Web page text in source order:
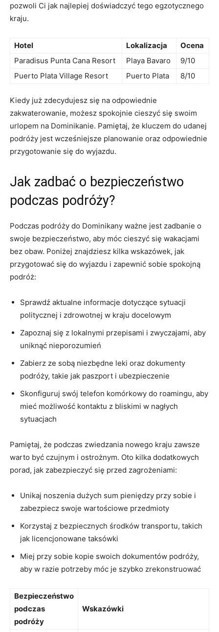
pozwoli⁣ Ci‌ jak najlepiej doświadczyć ‍tego egzotycznego
kraju.
Hotel Lokalizacja
Ocena
Paradisus Punta Cana⁢ Resort
Playa Bavaro
9/10
Puerto ‍Plata ⁢Village Resort
Puerto Plata 8/10
Kiedy już ‍zdecydujesz się na odpowiednie
‍zakwaterowanie, możesz spokojnie cieszyć się swoim
urlopem na Dominikanie. Pamiętaj,⁤ że ‍kluczem do⁢ udanej
podróży jest wcześniejsze planowanie⁣ oraz odpowiednie
przygotowanie się do wyjazdu.
Jak zadbać ⁢o ⁢bezpieczeństwo
podczas ⁢podróży?
Podczas podróży do Dominikany ważne jest zadbanie o
swoje ‍bezpieczeństwo, aby móc cieszyć się wakacjami
bez obaw. Poniżej znajdziesz kilka wskazówek, jak
przygotować ⁤się do wyjazdu i zapewnić sobie spokojną
podróż:
Sprawdź aktualne informacje dotyczące sytuacji
politycznej i zdrowotnej w kraju docelowym
Zapoznaj się⁣ z lokalnymi‍ przepisami i zwyczajami, aby
uniknąć nieporozumień
Zabierz ze sobą niezbędne⁣ leki oraz dokumenty‌
podróży, takie jak ‍paszport i⁤ ubezpieczenie
Skonfiguruj swój telefon komórkowy‌ do roamingu, aby
mieć możliwość kontaktu z ⁢bliskimi w‍ nagłych
sytuacjach
Pamiętaj, że podczas zwiedzania ⁢nowego kraju‍ zawsze
warto‌ być czujnym i ostrożnym. Oto kilka dodatkowych
porad, jak zabezpieczyć się przed ​zagrożeniami:
Unikaj noszenia dużych sum pieniędzy przy sobie i
zabezpiecz swoje wartościowe przedmioty
Korzystaj ⁤z bezpiecznych środków transportu, takich‍
jak licencjonowane taksówki
Miej przy sobie ​kopie swoich dokumentów podróży,
aby w razie​ potrzeby móc je szybko zrekonstruować
Bezpieczeństwo
podczas ​
podróży
Wskazówki